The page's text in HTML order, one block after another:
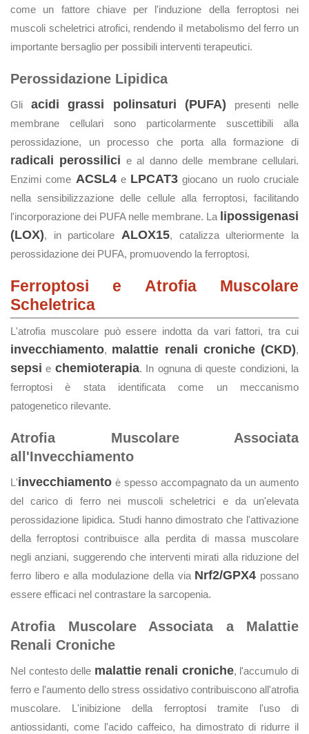
come un fattore chiave per l'induzione della ferroptosi nei
muscoli scheletrici atrofici, rendendo il metabolismo del ferro un
importante bersaglio per possibili interventi terapeutici.
Perossidazione Lipidica
Gli acidi grassi polinsaturi (PUFA) presenti nelle
membrane cellulari sono particolarmente suscettibili alla
perossidazione, un processo che porta alla formazione di
radicali perossilici e al danno delle membrane cellulari.
Enzimi come ACSL4e LPCAT3 giocano un ruolo cruciale
nella sensibilizzazione delle cellule alla ferroptosi, facilitando
l'incorporazione dei PUFA nelle membrane. La lipossigenasi
(LOX), in particolare ALOX15, catalizza ulteriormente la
perossidazione dei PUFA, promuovendo la ferroptosi.
Ferroptosi e Atrofia Muscolare
Scheletrica
L'atrofia muscolare può essere indotta da vari fattori, tra cui
invecchiamento, malattie renali croniche (CKD),
sepsi e chemioterapia. In ognuna di queste condizioni, la
ferroptosi è stata identificata come un meccanismo
patogenetico rilevante.
Atrofia Muscolare Associata
all'Invecchiamento
L'invecchiamento è spesso accompagnato da un aumento
del carico di ferro nei muscoli scheletrici e da un'elevata
perossidazione lipidica. Studi hanno dimostrato che l'attivazione
della ferroptosi contribuisce alla perdita di massa muscolare
negli anziani, suggerendo che interventi mirati alla riduzione del
ferro libero e alla modulazione della via Nrf2/GPX4 possano
essere efficaci nel contrastare la sarcopenia.
Atrofia Muscolare Associata a Malattie
Renali Croniche
Nel contesto delle malattie renali croniche, l'accumulo di
ferro e l'aumento dello stress ossidativo contribuiscono all'atrofia
muscolare. L'inibizione della ferroptosi tramite l'uso di
antiossidanti, come l'acido caffeico, ha dimostrato di ridurre il